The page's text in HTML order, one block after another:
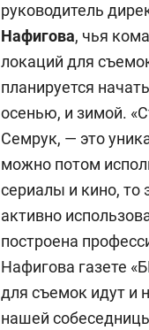
руководитель
Нафигова, чья
локаций для
планируется
осенью, и зимой.
Семрук, — это
можно потом
сериалы и кино, то
активно
построена
Нафигова газете
для съемок идут и
нашей